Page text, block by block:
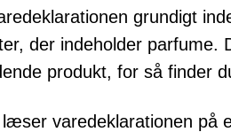
grundigt
der indeholder
produkt, for så finder
læser varedeklarationen